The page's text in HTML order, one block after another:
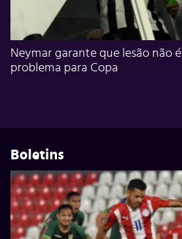
Neymar garante que lesão não é
problema para Copa
Boletins